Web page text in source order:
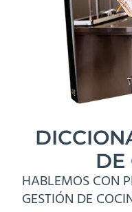
DE
HABLEMOS CON
GESTIÓN DE